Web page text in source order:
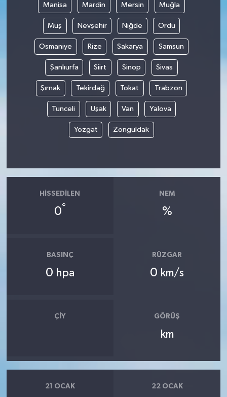
Manisa Mardin Mersin Muğla
Muş Nevşehir Niğde Ordu
Osmaniye Rize Sakarya Samsun
Şanlıurfa Siirt Sinop Sivas
Şırnak Tekirdağ Tokat Trabzon
Tunceli Uşak Van Yalova
Yozgat Zonguldak
HISSEDILEN
0°
NEM
%
BASINÇ
0 hpa
RÜZGAR
0 km/s
ÇIY GÖRÜŞ
km
21 OCAK 22 OCAK